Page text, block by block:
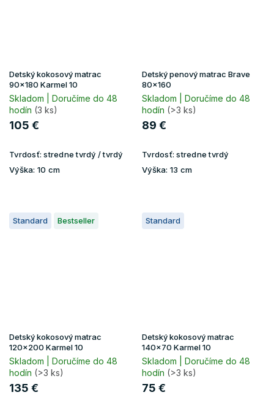
Detský kokosový matrac
90x180 Karmel 10
Skladom | Doručíme do 48
hodín (3 ks)
105 €
Tvrdosť: stredne tvrdý / tvrdý
Výška: 10 cm
Detský penový matrac Brave
80x160
Skladom | Doručíme do 48
hodín (>3 ks)
89 €
Tvrdosť: stredne tvrdý
Výška: 13 cm
Standard Bestseller
Detský kokosový matrac
120x200 Karmel 10
Skladom | Doručíme do 48
hodín (>3 ks)
135 €
Standard
Detský kokosový matrac
140x70 Karmel 10
Skladom | Doručíme do 48
hodín (>3 ks)
75 €